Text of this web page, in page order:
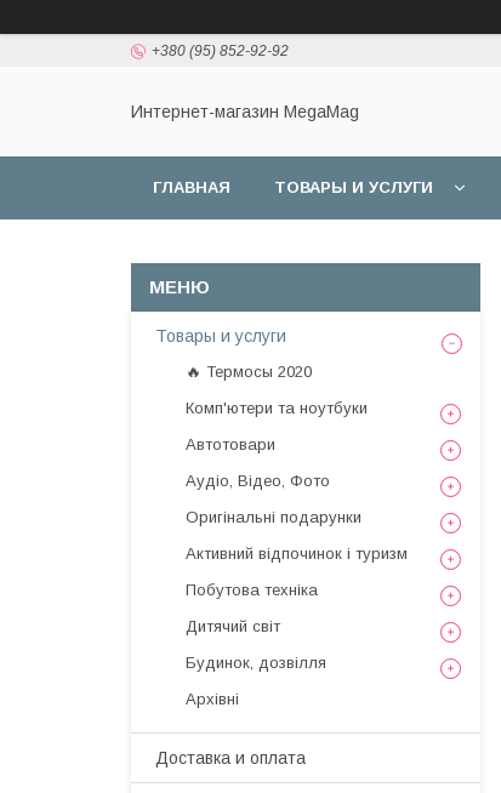
+380 (95) 852-92-92
Интернет-магазин MegaMag
ГЛАВНАЯ ТОВАРЫ И УСЛУГИ
Товары и услуги
🔥 Термосы 2020
Комп'ютери та ноутбуки
Автотовари
Аудіо, Відео, Фото
Оригінальні подарунки
Активний відпочинок і туризм
Побутова техніка
Дитячий світ
Будинок, дозвілля
Архівні
Доставка и оплата